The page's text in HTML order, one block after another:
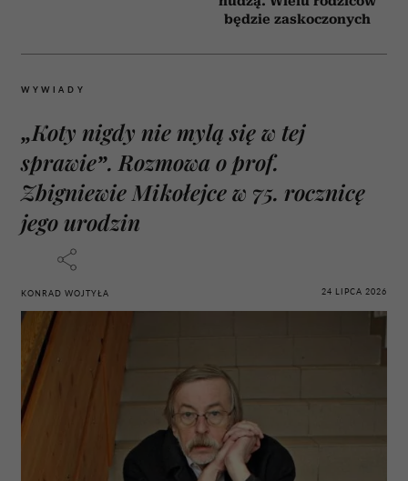
będzie zaskoczonych
WYWIADY
„Koty nigdy nie mylą się w tej
sprawie”. Rozmowa o prof.
Zbigniewie Mikołejce w 75. rocznicę
jego urodzin
KONRAD WOJTYŁA 24 LIPCA 2026